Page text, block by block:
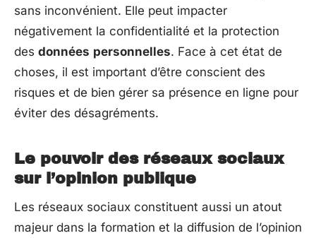
sans inconvénient. Elle peut impacter
négativement la confidentialité et la protection
des données personnelles. Face à cet état de
choses, il est important d’être conscient des
risques et de bien gérer sa présence en ligne pour
éviter des désagréments.
Le pouvoir des réseaux sociaux
sur l’opinion publique
Les réseaux sociaux constituent aussi un atout
majeur dans la formation et la diffusion de l’opinion